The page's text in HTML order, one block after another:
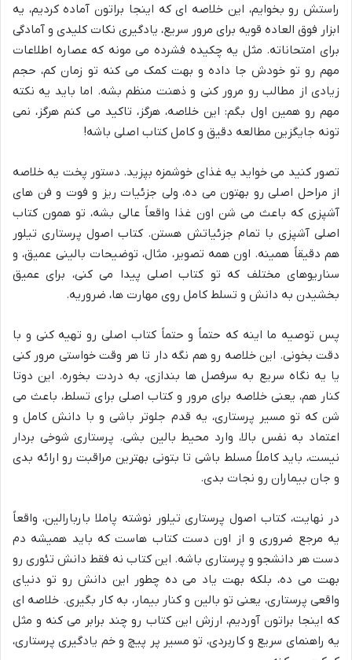
راستش رو بخوایم، این خلاصه ای که اینجا براتون آماده کردیم، یه
ابزار فوق العاده قویه برای مرور سریع، یادگیری نکات کلیدی و آمادگی
برای امتحاناته. مثل یه چکیده فشرده می مونه که عصاره اطلاعات
مهم رو تو خودش جا داده و بهت کمک می کنه تو زمان کم، حجم
زیادی از مطالب رو مرور کنی و ذهنت منظم بشه. اما باید یه نکته
مهم رو همین اول بگم: این خلاصه، هرگز، تاکید می کنم هرگز، نمی
تونه جایگزین مطالعه دقیق و کامل کتاب اصلی باشه!
تصور کنید می خواید یه غذای خوشمزه بپزید. دستور پخت یه خلاصه
از مراحل اصلی رو بهتون می ده، ولی جزئیات ریز و فوت و فن های
آشپزی که باعث می شن اون غذا واقعاً عالی بشه، تو همون کتاب
اصلی آشپزی با تمام جزئیاتش هستن. کتاب اصول پرستاری تیلور
هم دقیقاً همینه. اون همه تصویر، مثال، توضیحات بالینی عمیق، و
سناریوهای مختلف که تو کتاب اصلی پیدا می کنی، برای عمیق
بخشیدن به دانش و تسلط کامل روی مهارت ها، ضروریه.
پس توصیه ما اینه که حتماً و حتماً کتاب اصلی رو تهیه کنی و با
دقت بخونی. این خلاصه رو هم نگه دار تا هر وقت خواستی مرور کنی
یا یه نگاه سریع به سرفصل ها بندازی، به دردت بخوره. این دوتا
کنار هم، یعنی خلاصه برای مرور و کتاب اصلی برای تسلط، باعث می
شن که تو مسیر پرستاری، یه قدم جلوتر باشی و با دانش کامل و
اعتماد به نفس بالا، وارد محیط بالین بشی. پرستاری شوخی بردار
نیست، باید کاملاً مسلط باشی تا بتونی بهترین مراقبت رو ارائه بدی
و جان بیماران رو نجات بدی.
در نهایت، کتاب اصول پرستاری تیلور نوشته پاملا باربارالین، واقعاً
یه مرجع ضروری و از اون دست کتاب هاست که باید همیشه دم
دست هر دانشجو و پرستاری باشه. این کتاب نه فقط دانش تئوری رو
بهت می ده، بلکه بهت یاد می ده چطور این دانش رو تو دنیای
واقعی پرستاری، یعنی تو بالین و کنار بیمار، به کار بگیری. خلاصه ای
که اینجا براتون آوردیم، ارزش این کتاب رو چند برابر می کنه و مثل
یه راهنمای سریع و کاربردی، تو مسیر پر پیچ و خم یادگیری پرستاری،